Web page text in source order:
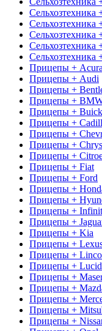
Сельхозтехника
Сельхозтехника
Сельхозтехника
Сельхозтехника
Сельхозтехника
Прицепы + Acura
Прицепы + Audi
Прицепы +
Прицепы +
Прицепы + Buick
Прицепы +
Прицепы +
Прицепы +
Прицепы +
Прицепы + Fiat
Прицепы + Ford
Прицепы +
Прицепы +
Прицепы +
Прицепы +
Прицепы + Kia
Прицепы +
Прицепы +
Прицепы + Lucid
Прицепы +
Прицепы +
Прицепы +
Прицепы +
Прицепы +